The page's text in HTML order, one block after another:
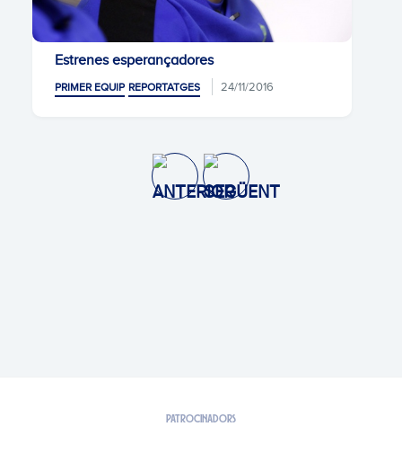
Estrenes esperançadores
PRIMER EQUIP REPORTATGES 24/11/2016
PATROCINADORS